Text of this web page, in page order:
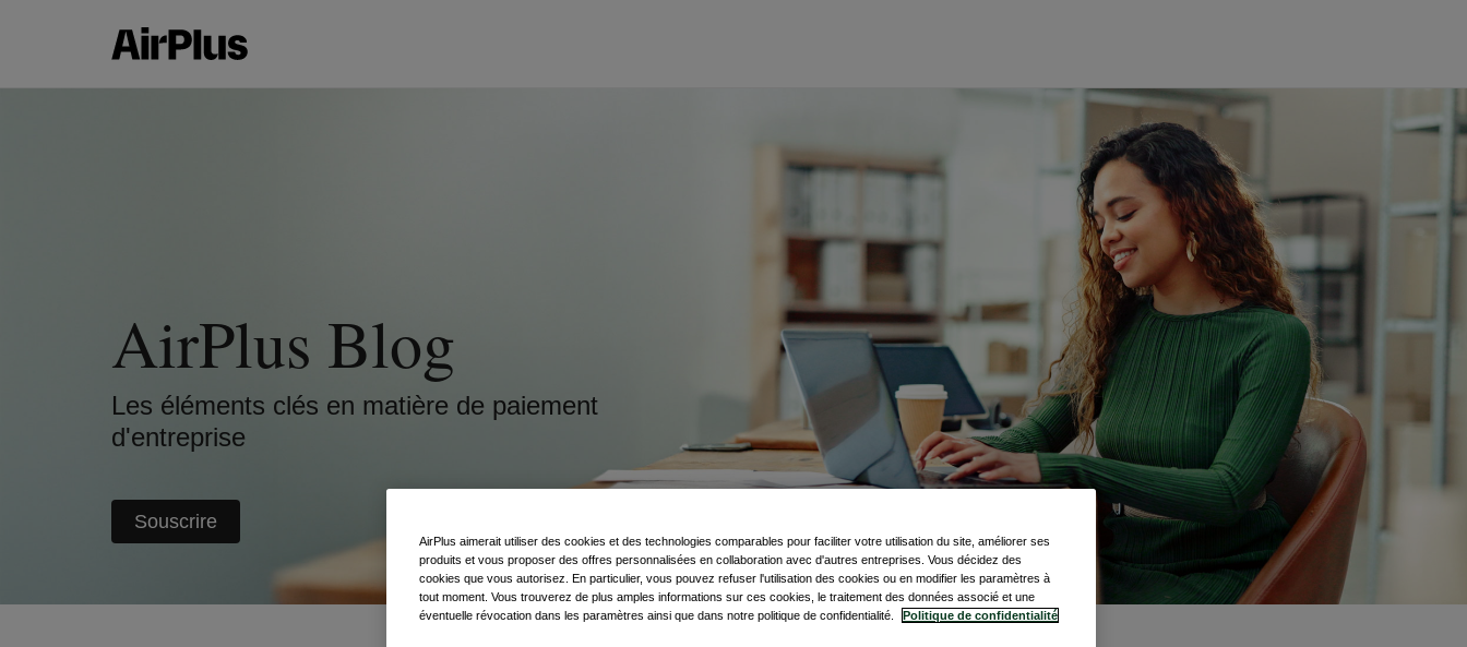
AirPlus Blog
Les éléments clés en matière de paiement
d'entreprise
Souscrire
AirPlus aimerait utiliser des cookies et des technologies comparables pour faciliter votre utilisation du site, améliorer ses
produits et vous proposer des offres personnalisées en collaboration avec d'autres entreprises. Vous décidez des
cookies que vous autorisez. En particulier, vous pouvez refuser l'utilisation des cookies ou en modifier les paramètres à
tout moment. Vous trouverez de plus amples informations sur ces cookies, le traitement des données associé et une
éventuelle révocation dans les paramètres ainsi que dans notre politique de confidentialité.
Politique de confidentialité